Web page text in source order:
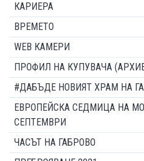
КАРИЕРА
ВРЕМЕТО
WEB КАМЕРИ
ПРОФИЛ НА КУПУВАЧА
#ДАБЪДЕ НОВИЯТ ХРАМ НА
ЕВРОПЕЙСКА СЕДМИЦА НА
СЕПТЕМВРИ
ЧАСЪТ НА ГАБРОВО